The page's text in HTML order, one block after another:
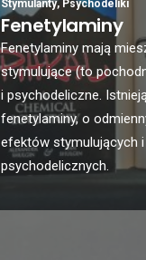
Stymulanty, Psychodeliki
Fenetylaminy
Fenetylaminy mają
stymulujące (to
i psychodeliczne.
fenetylaminy, o
efektów stymulujących i
psychodelicznych.